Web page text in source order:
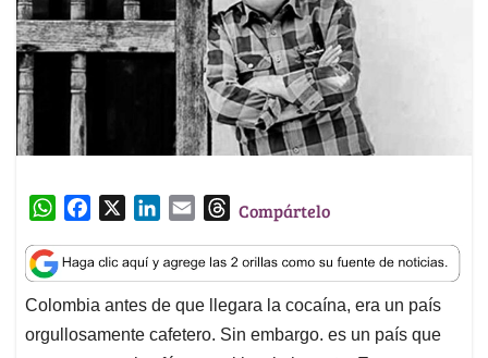
W
a
t
s
A
c
e
b
o
n
k
e
d
a
i
l
T
r
e
a
d
Compártelo
Colombia antes de que llegara la cocaína, era un país
orgullosamente cafetero. Sin embargo. es un país que